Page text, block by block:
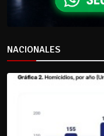
NACIONALES